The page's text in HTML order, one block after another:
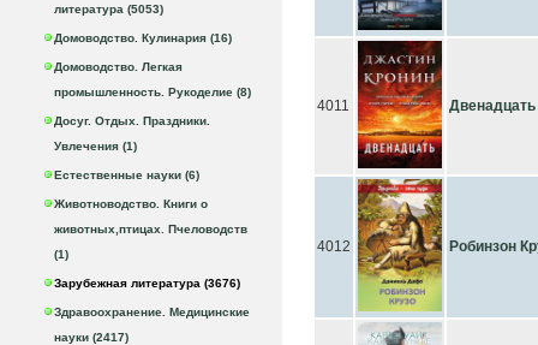
литература (5053)
Домоводство. Кулинария (16)
Домоводство. Легкая
промышленность. Рукоделие (8)
Досуг. Отдых. Праздники.
Увлечения (1)
Естественные науки (6)
Животноводство. Книги о
животных,птицах. Пчеловодств
(1)
Зарубежная литература (3676)
Здравоохранение. Медицинские
науки (2417)
4011 Двенадцать
4012 Робинзон